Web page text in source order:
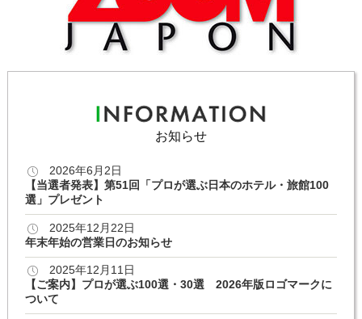
お知らせ
2026年6月2日
【当選者発表】第51回「プロが選ぶ日本のホテル・旅館100
選」プレゼント
2025年12月22日
年末年始の営業日のお知らせ
2025年12月11日
【ご案内】プロが選ぶ100選・30選 2026年版ロゴマークに
ついて